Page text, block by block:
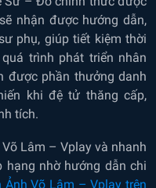
nhận được hướng dẫn,
phụ, giúp tiết kiệm thời
trình phát triển nhân
được phần thưởng danh
khi đệ tử thăng cấp,
tích.
Lâm – Vplay và nhanh
hạng nhờ hướng dẫn chi
Ảnh Võ Lâm – Vplay trên